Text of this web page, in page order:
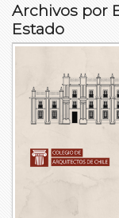
SAT
Medios
Buscar:
Archivos por
Estado